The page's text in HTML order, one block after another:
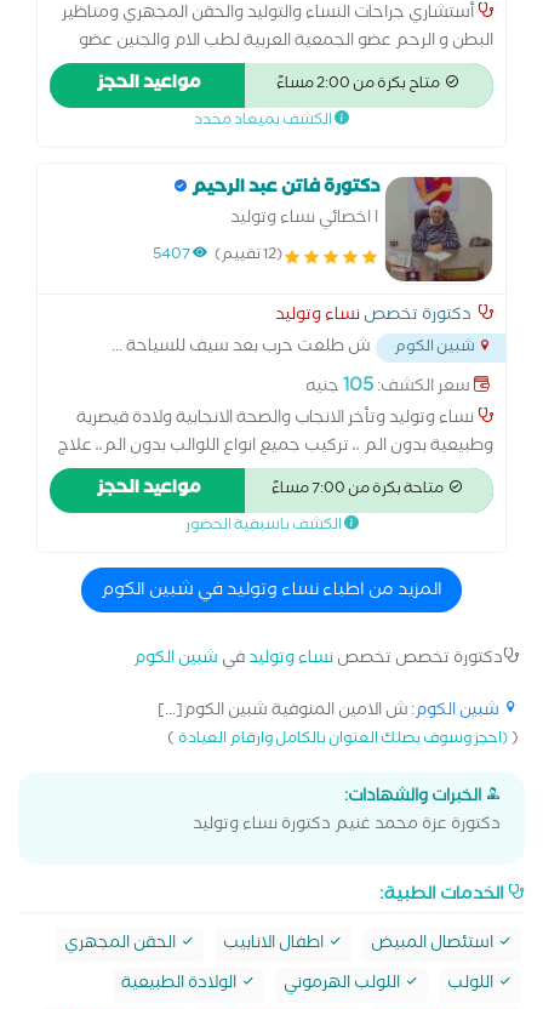
أستشاري جراحات النساء والتوليد والحقن المجهري ومناظير
البطن و الرحم عضو الجمعية العربية لطب الام والجنين عضو
جمعية alexia لجراحات المناظير المتقدمة دبلومة سونار طب
الجنين م. الجااء التعليمي عضو ESOG لطب الجنين دبلومة الحقن
المجهري المعتمدة من American association of continuous
متاح بكرة من 2:00 مساءً مواعيد الحجز
الكشف بميعاد محدد
دكتورة فاتن عبد الرحيم
ا اخصائي نساء وتوليد
(12 تقييم) 5407
دكتورة تخصصنساء وتوليد
شبين الكوم ش طلعت حرب بعد سيف للسياحة...
سعر الكشف:105جنيه
نساء وتوليد وتأخر الانجاب والصحة الانجابية ولادة قيصرية
وطبيعية بدون الم ،، تركيب جميع انواع اللوالب بدون الم،، علاج
تاخر الحمل وتميسات المبيض متابعة الحمل بالسونار ،، معرفة
نوع الجنين من نهاية الشهر التالت
متاحة بكرة من 7:00 مساءً مواعيد الحجز
الكشف باسبقية الحضور
المزيد من اطباء نساء وتوليد في شبين الكوم
دكتورة تخصص تخصصنساء وتوليدفي شبين الكوم
شبين الكوم: ش الامين المنوفية شبين الكوم[...]
((احجز وسوف يصلك العنوان بالكامل وارقام العيادة)
الخبرات والشهادات:
دكتورة عزة محمد غنيم دكتورة نساء وتوليد
الخدمات الطبية:
استئصال المبيض اطفال الانابيب
الحقن المجهري
اللولب
اللولب الهرموني
الولادة الطبيعية